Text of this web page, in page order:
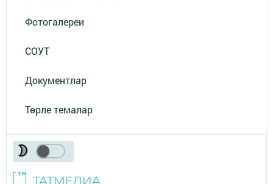
Фотогалереи
СОУТ
Документлар
Төрле темалар